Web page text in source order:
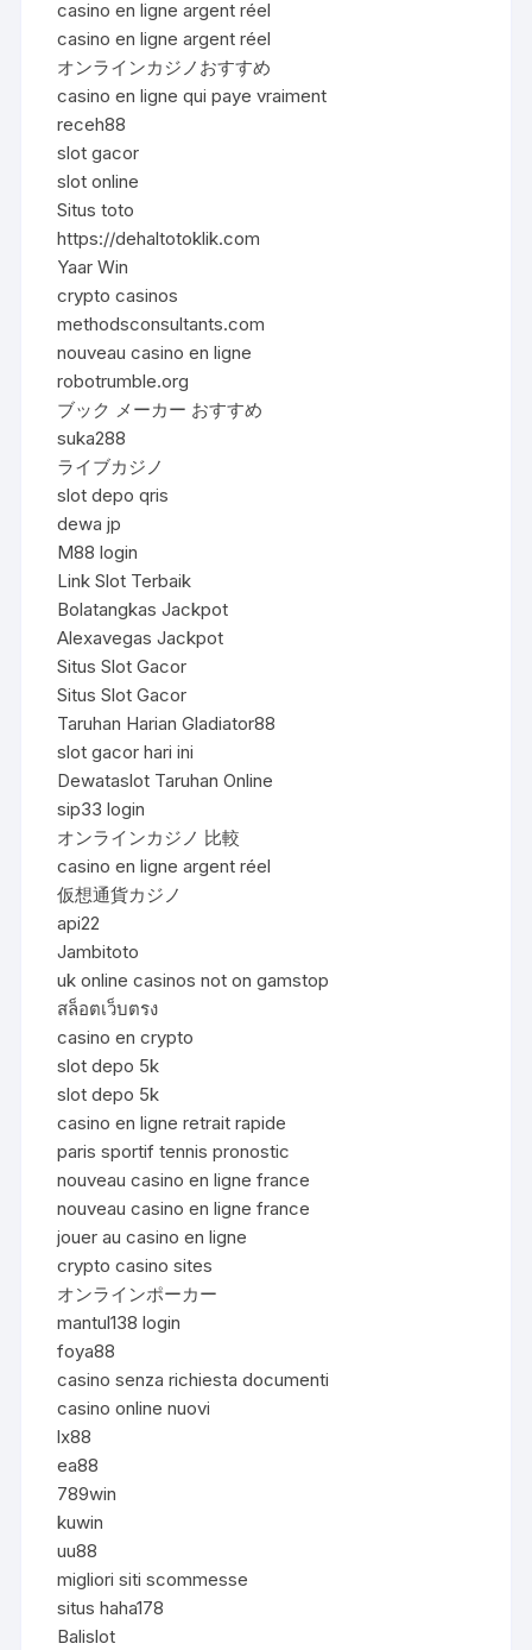
casino en ligne argent réel
casino en ligne argent réel
オンラインカジノおすすめ
casino en ligne qui paye vraiment
receh88
slot gacor
slot online
Situs toto
https://dehaltotoklik.com
Yaar Win
crypto casinos
methodsconsultants.com
nouveau casino en ligne
robotrumble.org
ブック メーカー おすすめ
suka288
ライブカジノ
slot depo qris
dewa jp
M88 login
Link Slot Terbaik
Bolatangkas Jackpot
Alexavegas Jackpot
Situs Slot Gacor
Situs Slot Gacor
Taruhan Harian Gladiator88
slot gacor hari ini
Dewataslot Taruhan Online
sip33 login
オンラインカジノ 比較
casino en ligne argent réel
仮想通貨カジノ
api22
Jambitoto
uk online casinos not on gamstop
สล็อตเว็บตรง
casino en crypto
slot depo 5k
slot depo 5k
casino en ligne retrait rapide
paris sportif tennis pronostic
nouveau casino en ligne france
nouveau casino en ligne france
jouer au casino en ligne
crypto casino sites
オンラインポーカー
mantul138 login
foya88
casino senza richiesta documenti
casino online nuovi
lx88
ea88
789win
kuwin
uu88
migliori siti scommesse
situs haha178
Balislot